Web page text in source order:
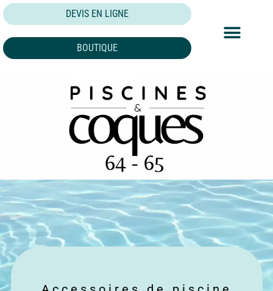
DEVIS EN LIGNE
BOUTIQUE